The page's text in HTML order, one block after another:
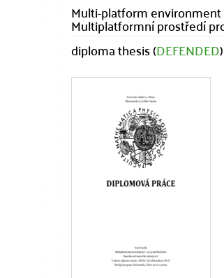
Multi-platform
Multiplatformní prostředí
diploma thesis (DEFENDED)